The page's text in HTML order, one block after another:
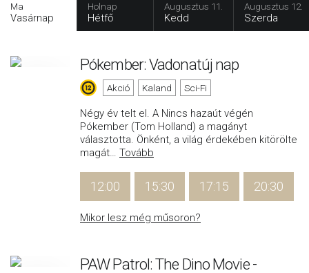
Ma
Vasárnap
Holnap
Hétfő
Augusztus 11.
Kedd
Augusztus 12.
Szerda
Pókember: Vadonatúj nap
Akció Kaland Sci-Fi
Négy év telt el. A Nincs hazaút végén
Pókember (Tom Holland) a magányt
választotta. Önként, a világ érdekében kitörölte
magát… Tovább
12:00 15:30 17:15 20:30
Mikor lesz még műsoron?
PAW Patrol: The Dino Movie -